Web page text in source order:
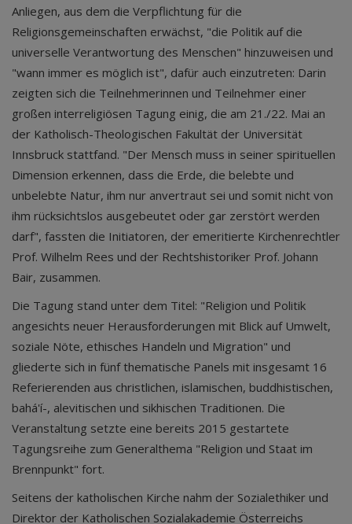
Anliegen, aus dem die Verpflichtung für die
Religionsgemeinschaften erwächst, "die Politik auf die
universelle Verantwortung des Menschen" hinzuweisen und
"wann immer es möglich ist", dafür auch einzutreten: Darin
zeigten sich die Teilnehmerinnen und Teilnehmer einer
großen interreligiösen Tagung einig, die am 21./22. Mai an
der Katholisch-Theologischen Fakultät der Universität
Innsbruck stattfand. "Der Mensch muss in seiner spirituellen
Dimension erkennen, dass die Erde, die belebte und
unbelebte Natur, ihm nur anvertraut sei und somit nicht von
ihm rücksichtslos ausgebeutet oder gar zerstört werden
darf", fassten die Initiatoren, der emeritierte Kirchenrechtler
Prof. Wilhelm Rees und der Rechtshistoriker Prof. Johann
Bair, zusammen.
Die Tagung stand unter dem Titel: "Religion und Politik
angesichts neuer Herausforderungen mit Blick auf Umwelt,
soziale Nöte, ethisches Handeln und Migration" und
gliederte sich in fünf thematische Panels mit insgesamt 16
Referierenden aus christlichen, islamischen, buddhistischen,
bahá'í-, alevitischen und sikhischen Traditionen. Die
Veranstaltung setzte eine bereits 2015 gestartete
Tagungsreihe zum Generalthema "Religion und Staat im
Brennpunkt" fort.
Seitens der katholischen Kirche nahm der Sozialethiker und
Direktor der Katholischen Sozialakademie Österreichs